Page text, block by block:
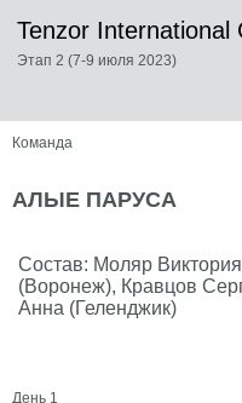
Tenzor International
Этап 2 (7-9 июля 2023)
Команда
АЛЫЕ ПАРУСА
Состав: Моляр
(Воронеж), Кравцов
Анна (Геленджик)
День 1